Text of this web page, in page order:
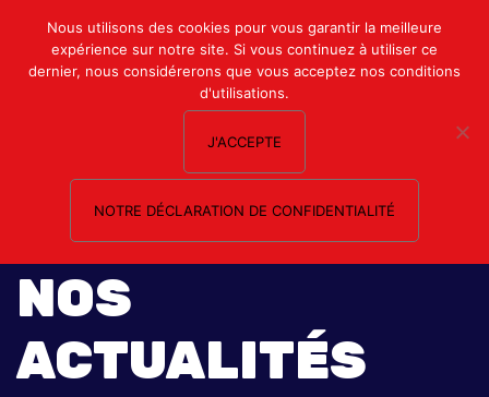
Mon compte
Nous contacter
NOS
ACTUALITÉS
Nous utilisons des cookies pour vous garantir la meilleure
expérience sur notre site. Si vous continuez à utiliser ce
dernier, nous considérerons que vous acceptez nos conditions
d'utilisations.
J'ACCEPTE
NOTRE DÉCLARATION DE CONFIDENTIALITÉ